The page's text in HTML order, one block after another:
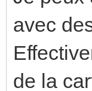
eth0
avec
de la